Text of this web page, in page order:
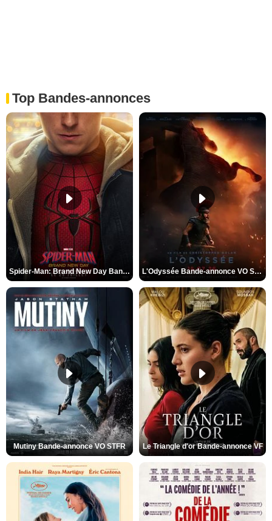
Top Bandes-annonces
Spider-Man: Brand New Day Bande-annonce VO STFR L'Odyssée Bande-annonce VO STFR
Mutiny Bande-annonce VO STFR Le Triangle d'or Bande-annonce VF